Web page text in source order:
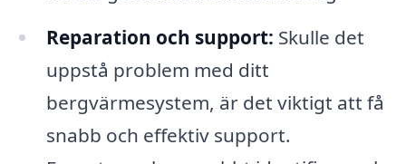
Reparation och support: Skulle det
uppstå problem med ditt
bergvärmesystem, är det viktigt att få
snabb och effektiv support.